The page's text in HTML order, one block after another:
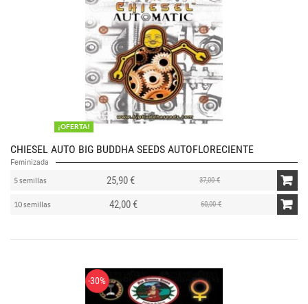
¡OFERTA!
CHIESEL AUTO BIG BUDDHA SEEDS AUTOFLORECIENTE
Feminizada
5 semillas 25,90 € 37,00 €
10 semillas 42,00 € 60,00 €
-30%